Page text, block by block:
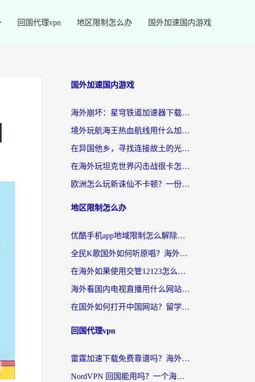
回国代理vpn 地区限制怎么办 国外加速国内游戏
国外加速国内游戏
海外崩坏：星穹铁道加速器下载安装：一份给游子的终极网络指南
境外玩航海王热血航线用什么加速器？2026海外玩家实测最优方案（附欧洲问道堡垒前线加速技巧）
在异国他乡，寻找连接故土的光明大陆免费加速器
在海外玩坦克世界闪击战很卡怎么办？老玩家亲测有效的加速器选择指南
欧洲怎么玩新诛仙不卡顿？一份给海外游子的国服游戏畅玩指南
地区限制怎么办
优酷手机app地域限制怎么解除？海外党亲测有效的追剧方案
全民K歌国外如何听原唱？海外党亲测有效的回国加速器选择指南
在海外如果使用交管12123怎么处理？留学生亲测有效的回国加速方案
海外看国内电视直播用什么网站比较好？一篇解决你所有追剧难题的实用指南
在国外如何打开中国网站？留学生与海外华人的无缝访问指南
回国代理vpn
雷霆加速下载免费靠谱吗？海外党选回国加速器的避坑指南（附热门工具对比）
NordVPN 回国能用吗？一个海外用户必须面对的真实困境